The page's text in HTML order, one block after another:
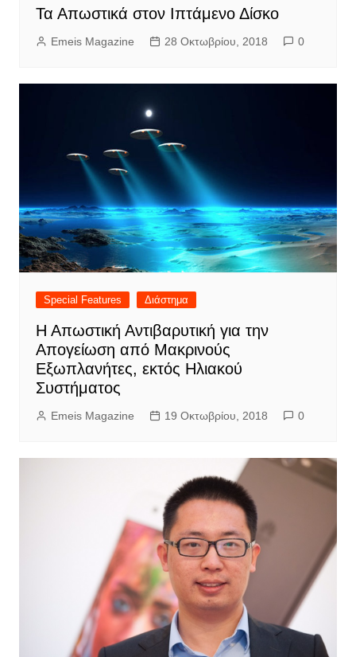
Τα Απωστικά στον Ιπτάμενο Δίσκο
Emeis Magazine 28 Οκτωβρίου, 2018 0
Special Features Διάστημα
Η Απωστική Αντιβαρυτική για την
Απογείωση από Μακρινούς
Εξωπλανήτες, εκτός Ηλιακού
Συστήματος
Emeis Magazine 19 Οκτωβρίου, 2018 0